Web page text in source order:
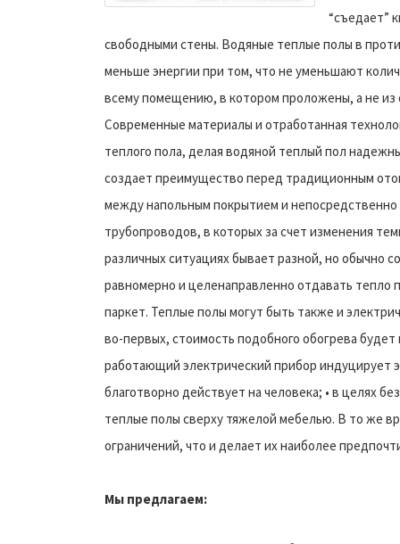
“съедает”
свободными стены. Водяные теплые полы в
меньше энергии при том, что не уменьшают
всему помещению, в котором проложены, а не из
Современные материалы и отработанная
теплого пола, делая водяной теплый пол
создает преимущество перед традиционным
между напольным покрытием и непосредственно
трубопроводов, в которых за счет изменения
различных ситуациях бывает разной, но обычно
равномерно и целенаправленно отдавать
паркет. Теплые полы могут быть также и
во-первых, стоимость подобного обогрева
работающий электрический прибор индуцирует
благотворно действует на человека; • в целях
теплые полы сверху тяжелой мебелью. В то же
ограничений, что и делает их наиболее
Мы предлагаем: